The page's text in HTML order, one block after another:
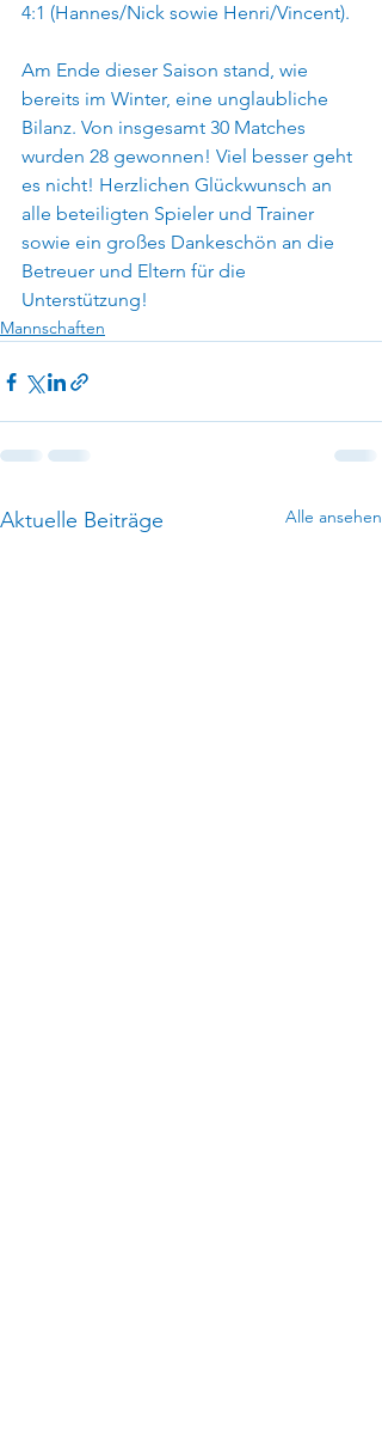
4:1 (Hannes/Nick sowie Henri/Vincent).
Am Ende dieser Saison stand, wie
bereits im Winter, eine unglaubliche
Bilanz. Von insgesamt 30 Matches
wurden 28 gewonnen! Viel besser geht
es nicht! Herzlichen Glückwunsch an
alle beteiligten Spieler und Trainer
sowie ein großes Dankeschön an die
Betreuer und Eltern für die
Unterstützung!
Mannschaften
Aktuelle Beiträge Alle ansehen